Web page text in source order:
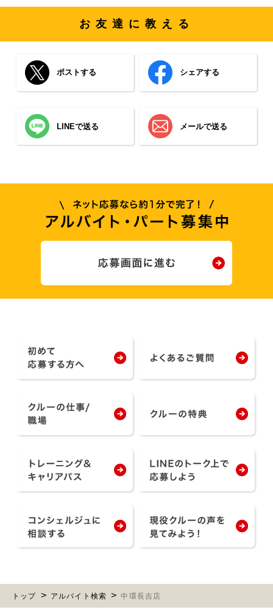
お友達に教える
ポストする シェアする
LINEで送る メールで送る
トップ アルバイト検索 中環長吉店